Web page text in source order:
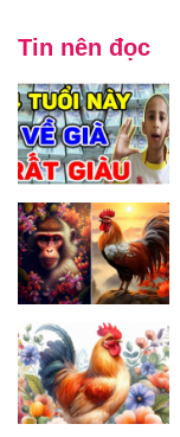
Tin nên đọc